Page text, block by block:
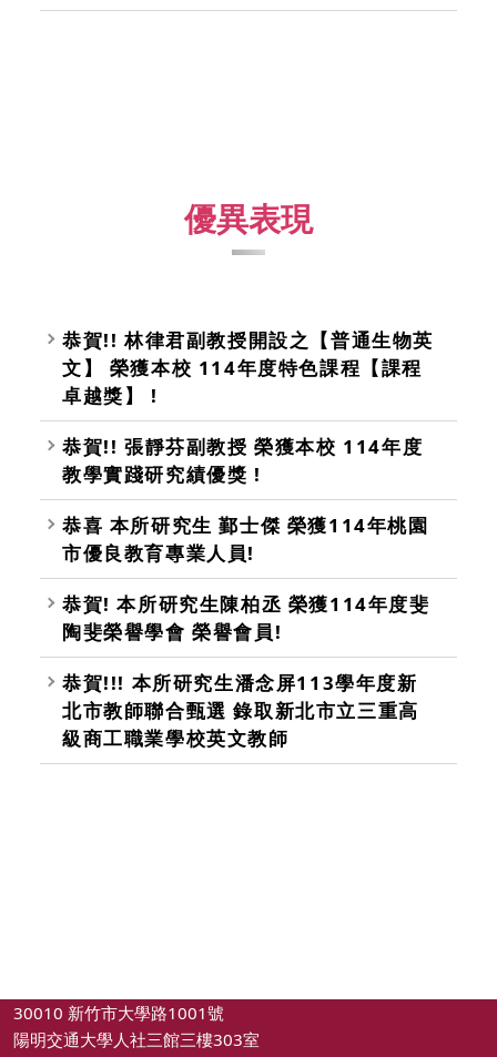
優異表現
恭賀!! 林律君副教授開設之【普通生物英
文】 榮獲本校 114年度特色課程【課程
卓越獎】 !
恭賀!! 張靜芬副教授 榮獲本校 114年度
教學實踐研究績優獎 !
恭喜 本所研究生 鄞士傑 榮獲114年桃園
市優良教育專業人員!
恭賀! 本所研究生陳柏丞 榮獲114年度斐
陶斐榮譽學會 榮譽會員!
恭賀!!! 本所研究生潘念屏113學年度新
北市教師聯合甄選 錄取新北市立三重高
級商工職業學校英文教師
30010 新竹市大學路1001號
陽明交通大學人社三館三樓303室